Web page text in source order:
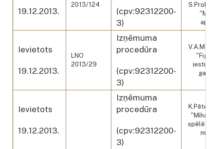
19.12.2013.
2013/124
(cpv:92312200-
3)
"Mīla
Ievietots
19.12.2013.
LNO
2013/29
Izņēmuma
procedūra
(cpv:92312200-
3)
Ievietots
19.12.2013.
Izņēmuma
procedūra
(cpv:92312200-
3)
"Mihails
spēlē